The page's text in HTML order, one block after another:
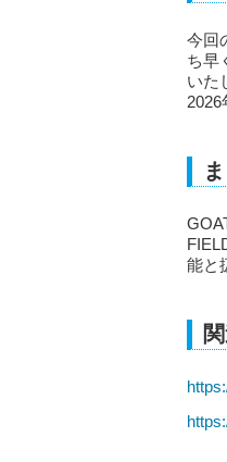
今回
ち早
いた
2026
能と